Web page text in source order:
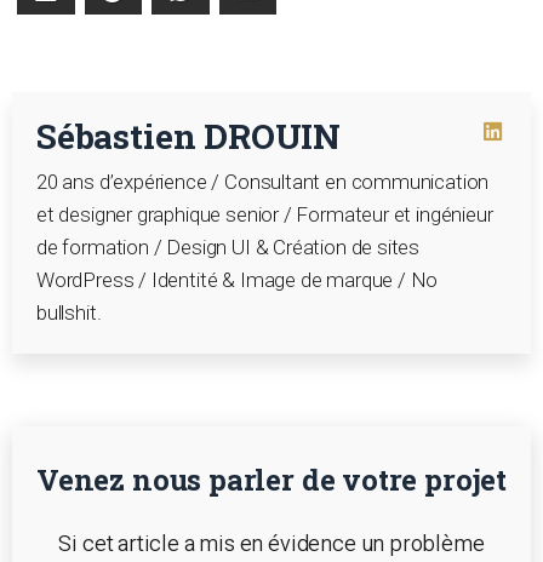
Sébastien DROUIN
20 ans d’expérience / Consultant en communication
et designer graphique senior / Formateur et ingénieur
de formation / Design UI & Création de sites
WordPress / Identité & Image de marque / No
bullshit.
Venez nous parler de votre projet
Si cet article a mis en évidence un problème